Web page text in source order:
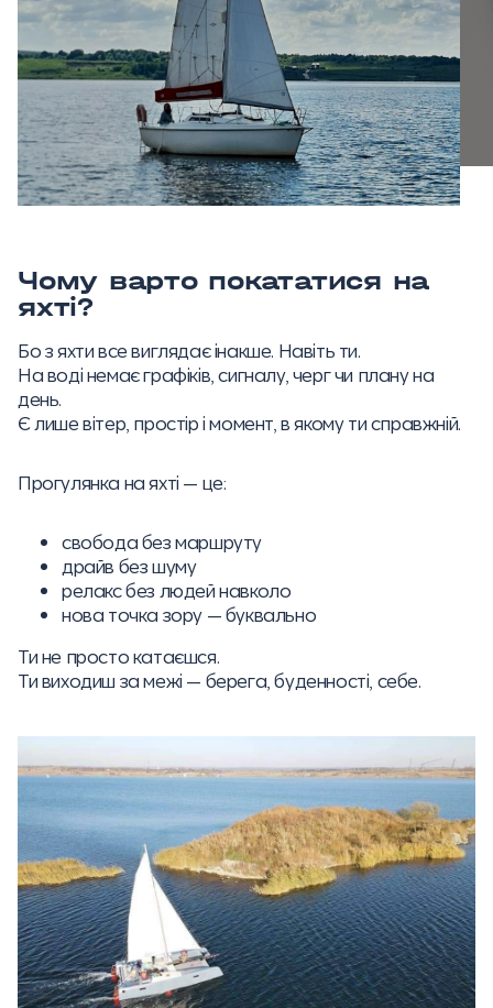
Чому варто покататися на
яхті?
Бо з яхти все виглядає інакше. Навіть ти.
На воді немає графіків, сигналу, черг чи плану на
день.
Є лише вітер, простір і момент, в якому ти справжній.
Прогулянка на яхті — це:
свобода без маршруту
драйв без шуму
релакс без людей навколо
нова точка зору — буквально
Ти не просто катаєшся.
Ти виходиш за межі — берега, буденності, себе.